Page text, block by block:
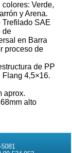
Verde,
y Arena.
Trefilado SAE
de
en Barra
proceso de
de PP
4,5×16.
aprox.
alto